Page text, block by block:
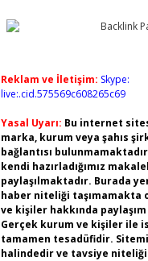
Reklam ve İletişim: Skype:
live:.cid.575569c608265c69
Yasal Uyarı: Bu internet
marka, kurum veya şahıs
bağlantısı
kendi hazırladığımız
paylaşılmaktadır. Burada
haber niteliği taşımamakta
ve kişiler hakkında
Gerçek kurum ve kişiler ile
tamamen tesadüfidir.
halindedir ve tavsiye niteliği